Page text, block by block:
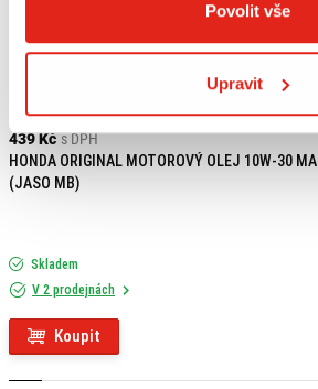
Povolit vše
Upravit
439 Kč s DPH
HONDA ORIGINAL MOTOROVÝ OLEJ 10W-30 MA
(JASO MB)
Skladem
V 2 prodejnách
Koupit